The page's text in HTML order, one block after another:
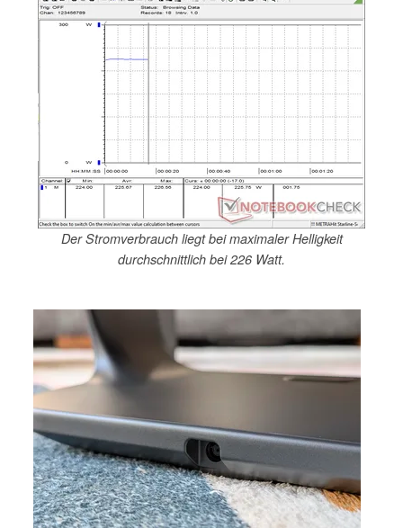
Der Stromverbrauch liegt bei maximaler Helligkeit
durchschnittlich bei 226 Watt.